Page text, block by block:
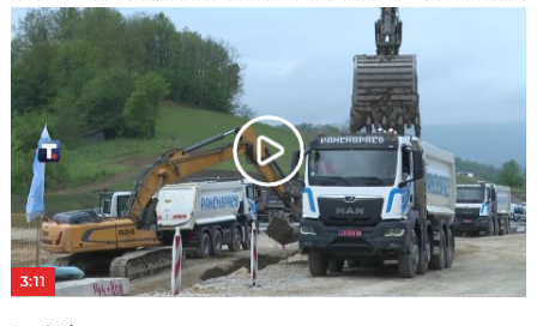
Play
Video
3:11